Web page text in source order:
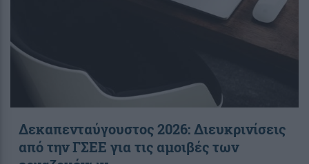
Δεκαπενταύγουστος 2026: Διευκρινίσεις
από την ΓΣΕΕ για τις αμοιβές των